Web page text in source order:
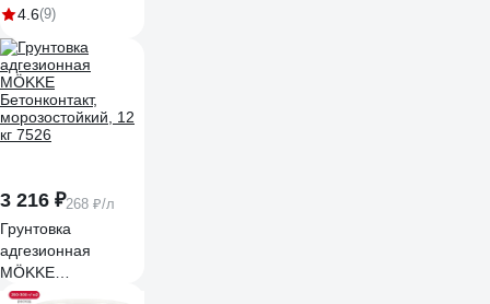
4300011405
4.6(9)
3 216 ₽268 ₽/л
Грунтовка
адгезионная
MÖKKE
Бетонконтакт,